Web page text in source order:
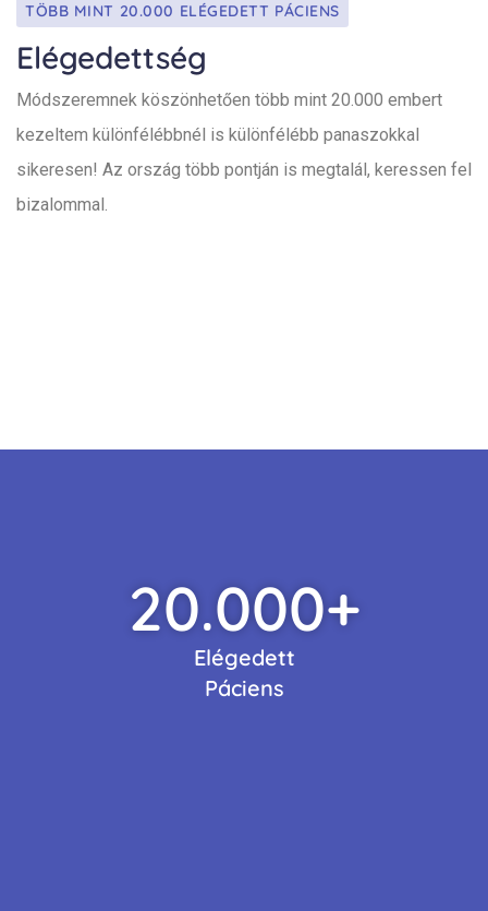
TÖBB MINT 20.000 ELÉGEDETT PÁCIENS
Elégedettség
Módszeremnek köszönhetően több mint 20.000 embert
kezeltem különfélébbnél is különfélébb panaszokkal
sikeresen! Az ország több pontján is megtalál, keressen fel
bizalommal.
20.000+
Elégedett
Páciens